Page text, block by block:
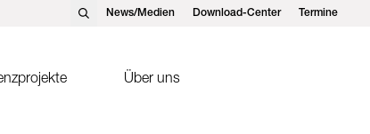
News/Medien Download-Center Termine
Über uns